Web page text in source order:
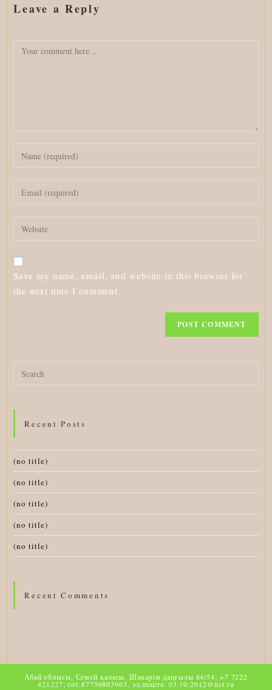
Leave a Reply
Comment
name
or
username
to
comment
email
address
to
comment
URL
(optional)
Save my name, email, and website in this browser for
the next time I comment.
Recent Posts
(no title)
(no title)
(no title)
(no title)
(no title)
Recent Comments
Абай облысы, Семей қаласы. Шәкәрім даңғылы 84/54; +7 7222
421227; сот.87756803963. эл.пошта: 03.10.2012@list.ru